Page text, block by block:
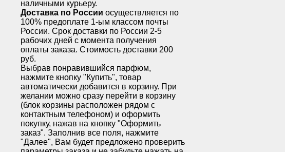
наличными курьеру.
Доставка по России осуществляется по
100% предоплате 1-ым классом почты
России. Срок доставки по России 2-5
рабочих дней с момента получения
оплаты заказа. Стоимость доставки 200
руб.
Выбрав понравившийся парфюм,
нажмите кнопку "Купить", товар
автоматически добавится в корзину. При
желании можно сразу перейти в корзину
(блок корзины расположен рядом с
контактным телефоном) и оформить
покупку, нажав на кнопку "Оформить
заказ". Заполнив все поля, нажмите
"Далее", Вам будет предложено проверить